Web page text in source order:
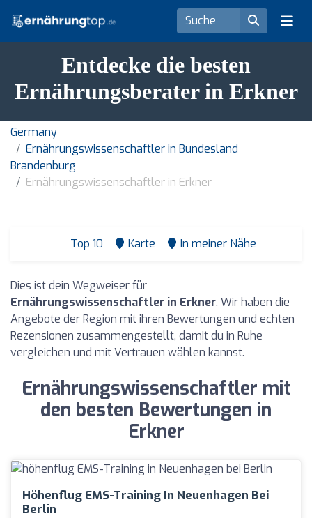
Entdecke die besten
Ernährungsberater in Erkner
Germany
Ernährungswissenschaftler in Bundesland
Brandenburg
Ernährungswissenschaftler in Erkner
Top 10 Karte In meiner Nähe
Dies ist dein Wegweiser für
Ernährungswissenschaftler in Erkner. Wir haben die
Angebote der Region mit ihren Bewertungen und echten
Rezensionen zusammengestellt, damit du in Ruhe
vergleichen und mit Vertrauen wählen kannst.
Ernährungswissenschaftler mit
den besten Bewertungen in
Erkner
Höhenflug EMS-Training In Neuenhagen Bei
Berlin